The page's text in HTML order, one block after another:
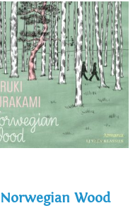
Norwegian Wood